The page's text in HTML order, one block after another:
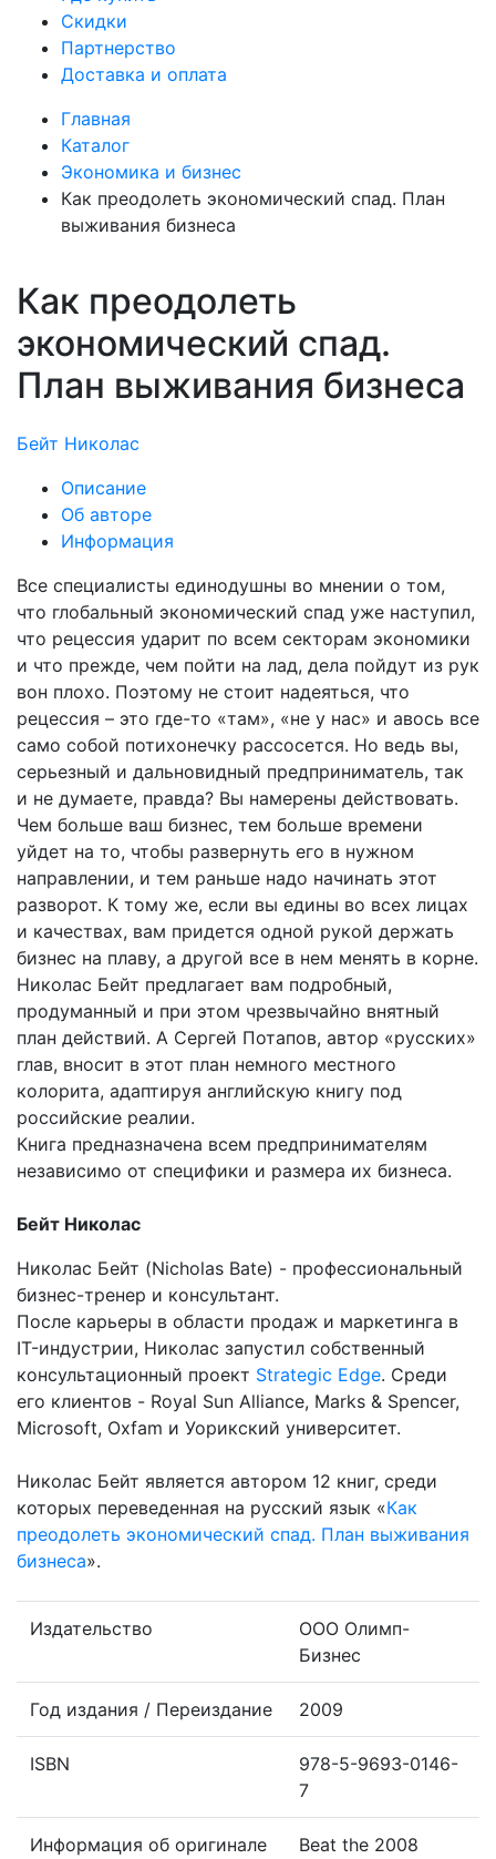
Скидки
Партнерство
Доставка и оплата
Главная
Каталог
Экономика и бизнес
Как преодолеть экономический спад. План
выживания бизнеса
Как преодолеть
экономический спад.
План выживания бизнеса
Бейт Николас
Описание
Об авторе
Информация
Все специалисты единодушны во мнении о том,
что глобальный экономический спад уже наступил,
что рецессия ударит по всем секторам экономики
и что прежде, чем пойти на лад, дела пойдут из рук
вон плохо. Поэтому не стоит надеяться, что
рецессия – это где-то «там», «не у нас» и авось все
само собой потихонечку рассосется. Но ведь вы,
серьезный и дальновидный предприниматель, так
и не думаете, правда? Вы намерены действовать.
Чем больше ваш бизнес, тем больше времени
уйдет на то, чтобы развернуть его в нужном
направлении, и тем раньше надо начинать этот
разворот. К тому же, если вы едины во всех лицах
и качествах, вам придется одной рукой держать
бизнес на плаву, а другой все в нем менять в корне.
Николас Бейт предлагает вам подробный,
продуманный и при этом чрезвычайно внятный
план действий. А Сергей Потапов, автор «русских»
глав, вносит в этот план немного местного
колорита, адаптируя английскую книгу под
российские реалии.
Книга предназначена всем предпринимателям
независимо от специфики и размера их бизнеса.
Бейт Николас
Николас Бейт (Nicholas Bate) - профессиональный
бизнес-тренер и консультант.
После карьеры в области продаж и маркетинга в
IT-индустрии, Николас запустил собственный
консультационный проект Strategic Edge. Среди
его клиентов - Royal Sun Alliance, Marks & Spencer,
Microsoft, Oxfam и Уорикский университет.
Николас Бейт является автором 12 книг, среди
которых переведенная на русский язык «Как
преодолеть экономический спад. План выживания
бизнеса».
Издательство
ООО Олимп-
Бизнес
Год издания / Переиздание 2009
ISBN
978-5-9693-0146-
7
Информация об оригинале
Beat the 2008